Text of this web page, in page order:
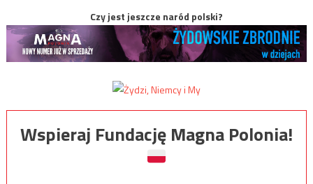
Czy jest jeszcze naród polski?
Wspieraj Fundację Magna Polonia!